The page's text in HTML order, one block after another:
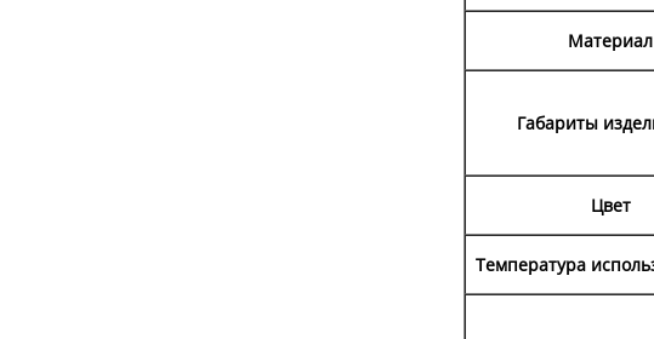
Материал
Габариты
Цвет
Температура